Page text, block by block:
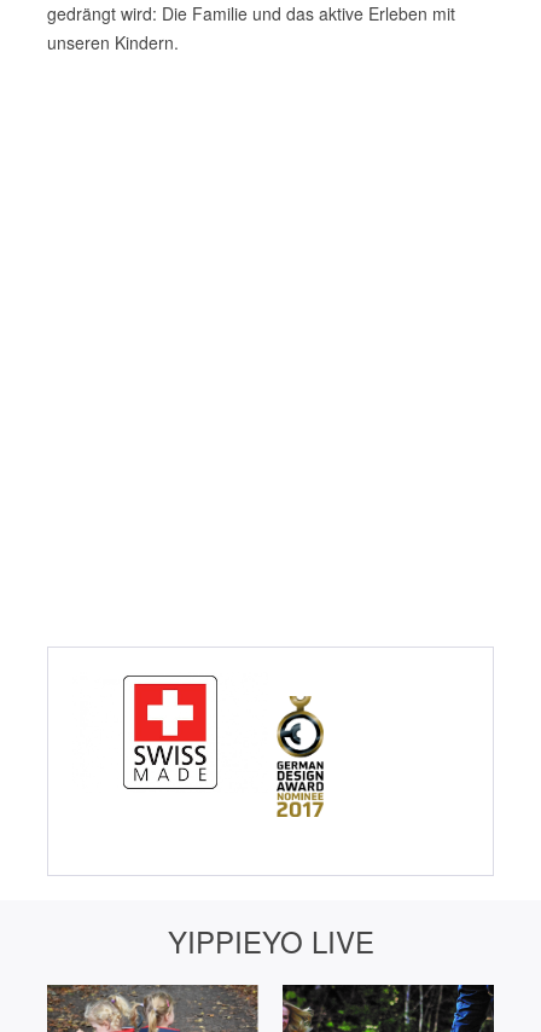
gedrängt wird: Die Familie und das aktive Erleben mit
unseren Kindern.
YIPPIEYO LIVE